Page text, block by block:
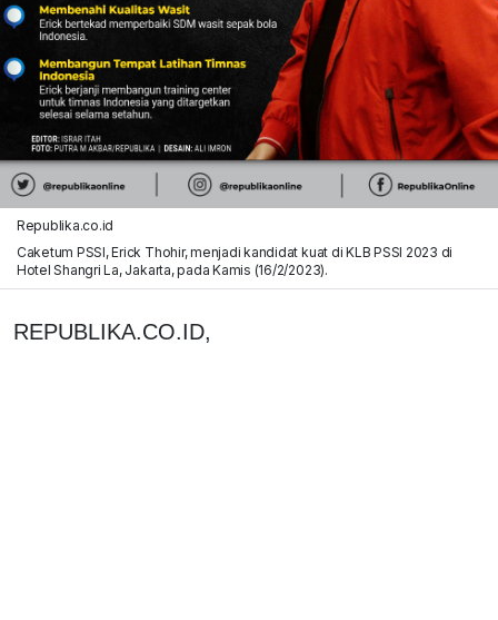
Republika.co.id
Caketum PSSI, Erick Thohir, menjadi kandidat kuat di KLB PSSI 2023 di
Hotel Shangri La, Jakarta, pada Kamis (16/2/2023).
REPUBLIKA.CO.ID,